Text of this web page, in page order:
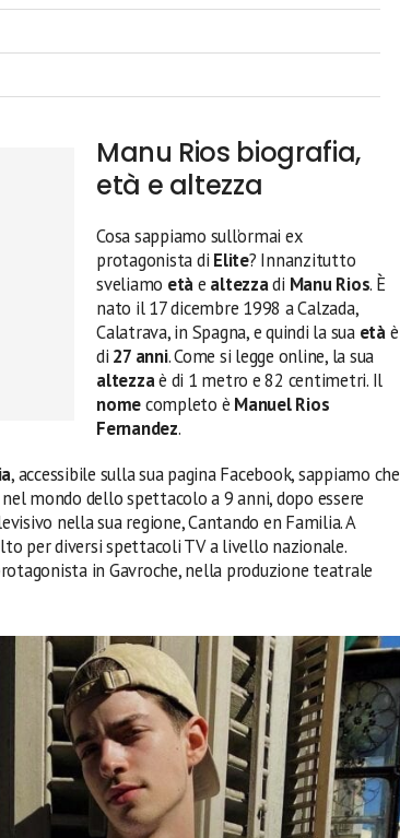
Manu Rios biografia,
età e altezza
Cosa sappiamo sull’ormai ex
protagonista di Elite? Innanzitutto
sveliamo etàe altezzadi Manu Rios. È
nato il 17 dicembre 1998 a Calzada,
Calatrava, in Spagna, e quindi la sua etàè
di 27 anni. Come si legge online, la sua
altezzaè di 1 metro e 82 centimetri. Il
nomecompleto è Manuel Rios
Fernandez.
, accessibile sulla sua pagina Facebook, sappiamo che
mondo dello spettacolo a 9 anni, dopo essere
nella sua regione, Cantando en Familia. A
per diversi spettacoli TV a livello nazionale.
in Gavroche, nella produzione teatrale